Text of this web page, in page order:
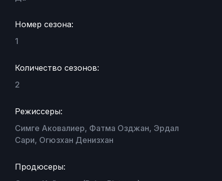
Номер сезона:
1
Количество сезонов:
2
Режиссеры:
Симге Аковалиер, Фатма Озджан, Эрдал
Сари, Огюзхан Денизхан
Продюсеры: